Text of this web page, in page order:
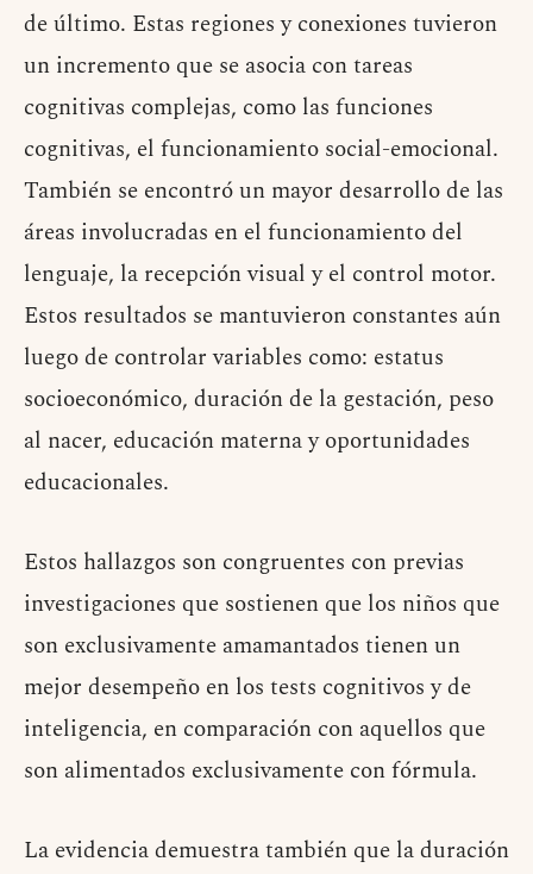
de último. Estas regiones y conexiones tuvieron
un incremento que se asocia con tareas
cognitivas complejas, como las funciones
cognitivas, el funcionamiento social-emocional.
También se encontró un mayor desarrollo de las
áreas involucradas en el funcionamiento del
lenguaje, la recepción visual y el control motor.
Estos resultados se mantuvieron constantes aún
luego de controlar variables como: estatus
socioeconómico, duración de la gestación, peso
al nacer, educación materna y oportunidades
educacionales.
Estos hallazgos son congruentes con previas
investigaciones que sostienen que los niños que
son exclusivamente amamantados tienen un
mejor desempeño en los tests cognitivos y de
inteligencia, en comparación con aquellos que
son alimentados exclusivamente con fórmula.
La evidencia demuestra también que la duración